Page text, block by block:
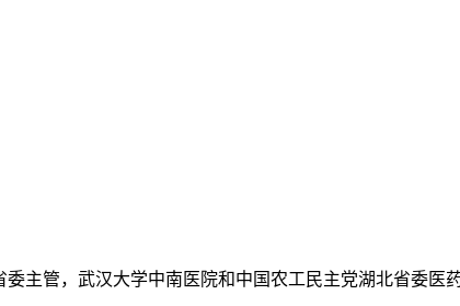
主管，武汉大学中南医院和中国农工民主党湖北省委医